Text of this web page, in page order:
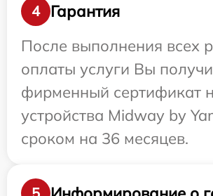
4
Гарантия
После выполнения всех
оплаты услуги Вы
фирменный сертификат
устройства Midway by
сроком на 36 месяцев.